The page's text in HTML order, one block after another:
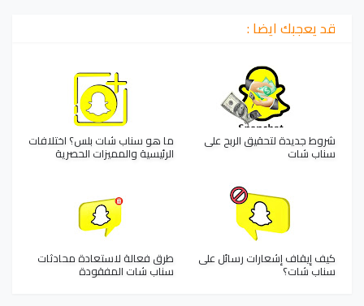
قد يعجبك ايضا :
شروط جديدة لتحقيق الربح على
سناب شات
ما هو سناب شات بلس؟ اختلافات
الرئيسية والمميزات الحصرية
كيف إيقاف إشعارات رسائل على
سناب شات؟
طرق فعالة لاستعادة محادثات
سناب شات المفقودة